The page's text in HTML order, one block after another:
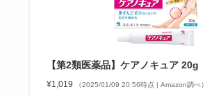
【第2類医薬品】ケアノキュア 20g
¥1,019 （2025/01/09 20:56時点 | Amazon調べ）